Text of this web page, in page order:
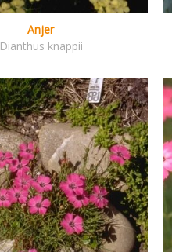
Anjer
Dianthus knappii